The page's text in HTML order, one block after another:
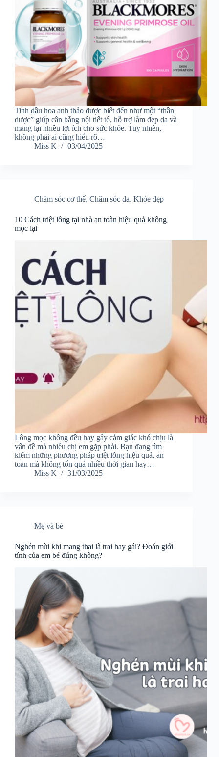
Tinh dầu hoa anh thảo được biết đến như một “thần
dược” giúp cân bằng nội tiết tố, hỗ trợ làm đẹp da và
mang lại nhiều lợi ích cho sức khỏe. Tuy nhiên,
không phải ai cũng hiểu rõ…
Miss K
03/04/2025
Chăm sóc cơ thể, Chăm sóc da, Khỏe đẹp
10 Cách triệt lông tại nhà an toàn hiệu quả không
mọc lại
Lông mọc không đều hay gây cảm giác khó chịu là
vấn đề mà nhiều chị em gặp phải. Bạn đang tìm
kiếm những phương pháp triệt lông hiệu quả, an
toàn mà không tốn quá nhiều thời gian hay…
Miss K
31/03/2025
Mẹ và bé
Nghén mùi khi mang thai là trai hay gái? Đoán giới
tính của em bé đúng không?